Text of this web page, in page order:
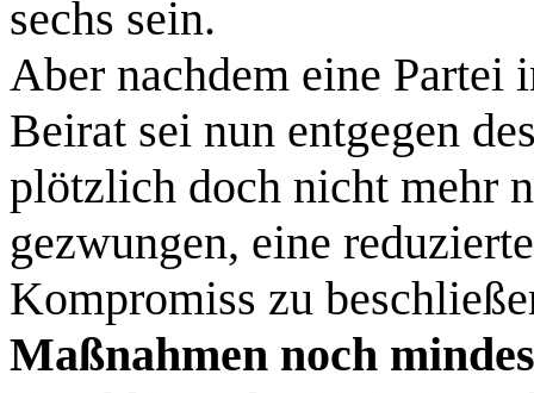
sechs sein.
Aber nachdem eine
Beirat sei nun entgegen
plötzlich doch nicht mehr
gezwungen, eine
Kompromiss zu
Maßnahmen noch